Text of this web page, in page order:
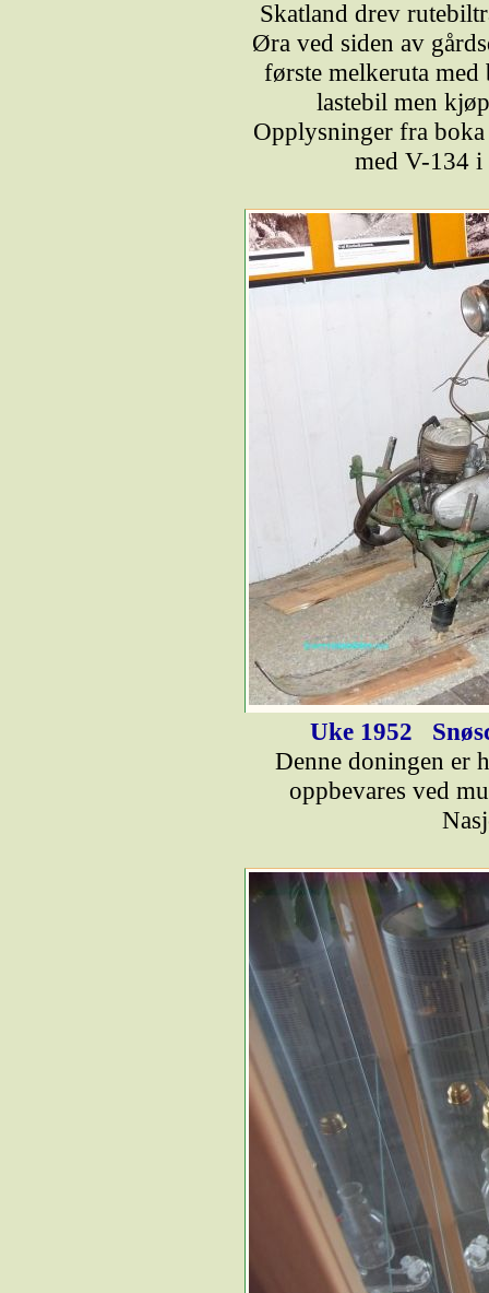
Skatland drev
Øra ved siden av
første melkeruta
lastebil men
Opplysninger fra
med V-134
Uke 1952
Denne doningen er
oppbevares ved